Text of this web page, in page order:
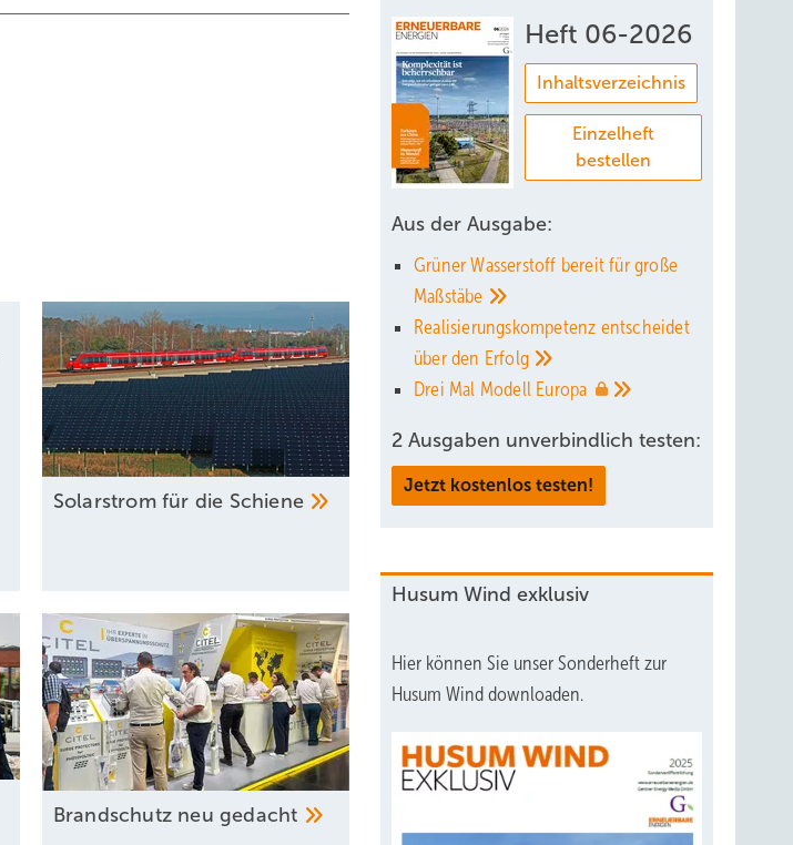
Solarstrom für die Schiene
Brandschutz neugedacht
Heft 06-2026
Inhaltsverzeichnis
Einzelheft
bestellen
Aus der Ausgabe:
Grüner Wasserstoff bereit für große
Maßstäbe
Realisierungskompetenz entscheidet
über den Erfolg
Drei Mal Modell Europa
2 Ausgaben unverbindlich testen:
Jetzt kostenlos testen!
Husum Wind exklusiv
Hier können Sie unser Sonderheft zur
Husum Wind downloaden.